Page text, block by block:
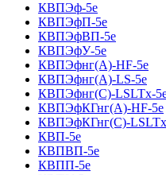
КВПЭф-5е
КВПЭфП-5е
КВПЭфВП-5е
КВПЭфУ-5е
КВПЭфнг(А)-HF-5е
КВПЭфнг(А)-LS-5е
КВПЭфнг(С)-LSLTx-
КВПЭфКГнг(А)-HF-5е
КВПЭфКГнг(С)-
КВП-5е
КВПВП-5е
КВПП-5е